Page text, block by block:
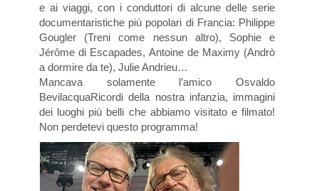
e ai viaggi, con i conduttori di alcune delle serie
documentaristiche più popolari di Francia: Philippe
Gougler (Treni come nessun altro), Sophie e
Jérôme di Escapades, Antoine de Maximy (Andrò
a dormire da te), Julie Andrieu…
Mancava solamente l’amico Osvaldo
BevilacquaRicordi della nostra infanzia, immagini
dei luoghi più belli che abbiamo visitato e filmato!
Non perdetevi questo programma!